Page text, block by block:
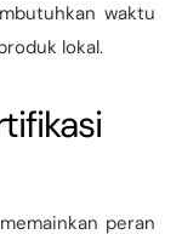
waktu
lokal.
peran